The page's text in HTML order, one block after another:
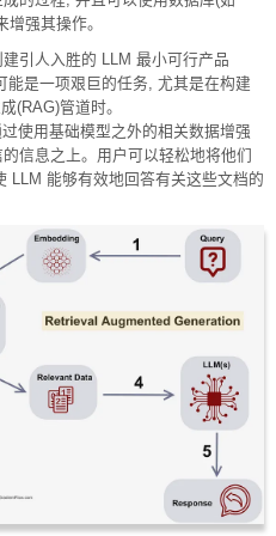
强其操作。
引人入胜的 LLM 最小可行产品
是一项艰巨的任务, 尤其是在构建
(RAG)管道时。
使用基础模型之外的相关数据增强
信息之上。用户可以轻松地将他们
LLM 能够有效地回答有关这些文档的